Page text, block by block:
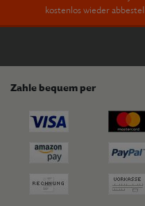
kostenlos wieder
Zahle bequem per